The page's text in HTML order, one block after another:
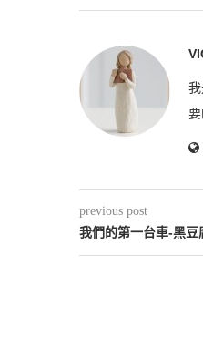
要
previous post
我們的第一台車-黑豆